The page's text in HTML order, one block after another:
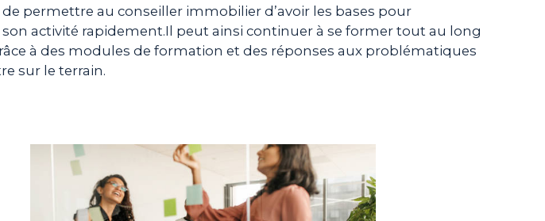
de permettre au conseiller immobilier d’avoir les bases pour
activité rapidement.Il peut ainsi continuer à se former tout au long
à des modules de formation et des réponses aux problématiques
sur le terrain.